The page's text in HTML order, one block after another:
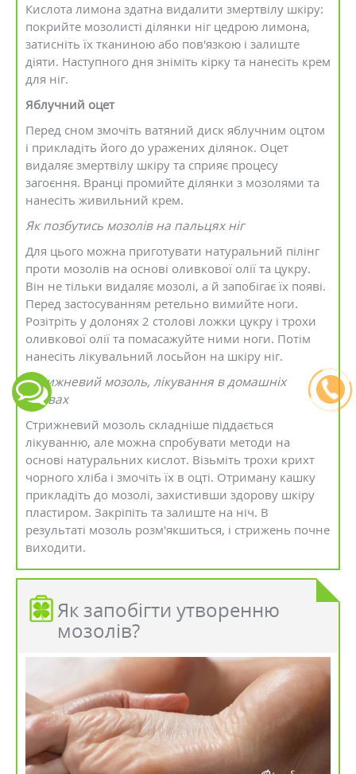
Кислота лимона здатна видалити змертвілу шкіру:
покрийте мозолисті ділянки ніг цедрою лимона,
затисніть їх тканиною або пов'язкою і залиште
діяти. Наступного дня зніміть кірку та нанесіть крем
для ніг.
Яблучний оцет
Перед сном змочіть ватяний диск яблучним оцтом
і прикладіть його до уражених ділянок. Оцет
видаляє змертвілу шкіру та сприяє процесу
загоєння. Вранці промийте ділянки з мозолями та
нанесіть живильний крем.
Як позбутись мозолів на пальцях ніг
Для цього можна приготувати натуральний пілінг
проти мозолів на основі оливкової олії та цукру.
Він не тільки видаляє мозолі, а й запобігає їх появі.
Перед застосуванням ретельно вимийте ноги.
Розітріть у долонях 2 столові ложки цукру і трохи
оливкової олії та помасажуйте ними ноги. Потім
нанесіть лікувальний лосьйон на шкіру ніг.
Стрижневий мозоль, лікування в домашніх
умовах
Стрижневий мозоль складніше піддається
лікуванню, але можна спробувати методи на
основі натуральних кислот. Візьміть трохи крихт
чорного хліба і змочіть їх в оцті. Отриману кашку
прикладіть до мозолі, захистивши здорову шкіру
пластиром. Закріпіть та залиште на ніч. В
результаті мозоль розм'якшиться, і стрижень почне
виходити.
Як запобігти утворенню
мозолів?